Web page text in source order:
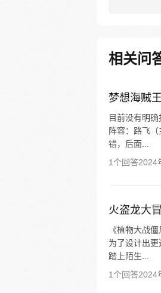
相关问
梦想海贼
目前没有明
阵容：路飞
错，后面...
1个回答2024
火盗龙大
《植物大战
为了设计出
踏上陌生...
1个回答2024